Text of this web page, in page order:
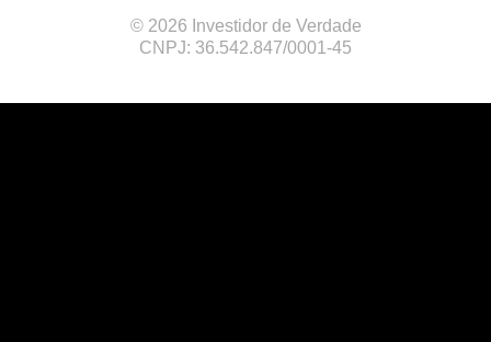
© 2026 Investidor de Verdade
CNPJ: 36.542.847/0001-45